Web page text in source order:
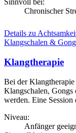
Sinnvoll bei:
Chronischer
Details zu
Klangschalen & Gong
Klangtherapie
Bei der
Klangschalen, Gongs
werden. Eine
Niveau:
Anfänger